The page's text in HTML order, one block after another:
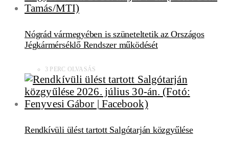
Nógrád vármegyében is szüneteltetik az Országos
Jégkármérséklő Rendszer működését
3 PERC OLVASÁS
Rendkívüli ülést tartott Salgótarján közgyűlése